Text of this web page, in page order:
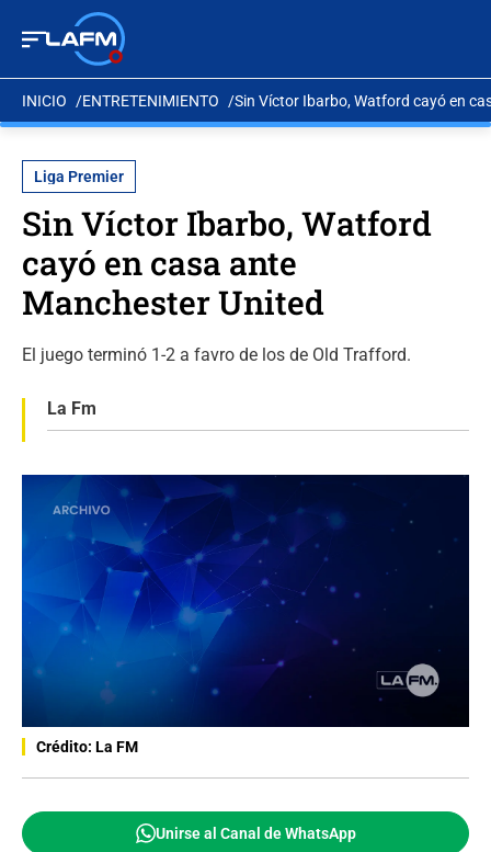
INICIO ENTRETENIMIENTO Sin Víctor Ibarbo, Watford cayó en
Liga Premier
Sin Víctor Ibarbo, Watford
cayó en casa ante
Manchester United
El juego terminó 1-2 a favro de los de Old Trafford.
La Fm
Crédito: La FM
Unirse al Canal de WhatsApp